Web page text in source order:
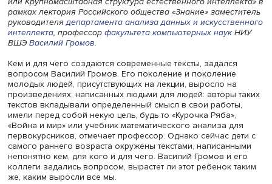
диплом по истории Древней Месопотамии или открытку
февраля — для чего только сегодня не используют
ботов наподобие ChatGPT. Как же отличить текст,
сгенерированный ботом, от работы живого человека и
подловить робота, рассказал в своей лекции «Поймай
или Крупномасштабная структура естественного
рамках лектория Российского общества «Знание»
руководителядепартамента анализа данных и
интеллекта, профессорфакультета компьютерных наук
ВШЭ Василий Громов.
Кем и для чего создаются современные тексты,
вопросом Василий Громов. Его поколение и поколение
молодых людей, присутствующих на лекции, выросло на
произведениях, написанных людьми для людей: авторы